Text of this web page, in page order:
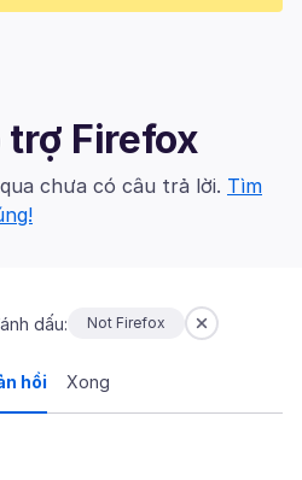
trợ Firefox
chưa có câu trả lời. Tìm
dấu: Not Firefox
hồi Xong